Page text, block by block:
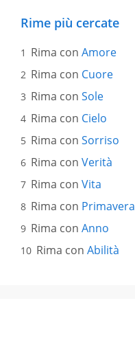
Rime più cercate
Rima con Amore
Rima con Cuore
Rima con Sole
Rima con Cielo
Rima con Sorriso
Rima con Verità
Rima con Vita
Rima con Primavera
Rima con Anno
Rima con Abilità